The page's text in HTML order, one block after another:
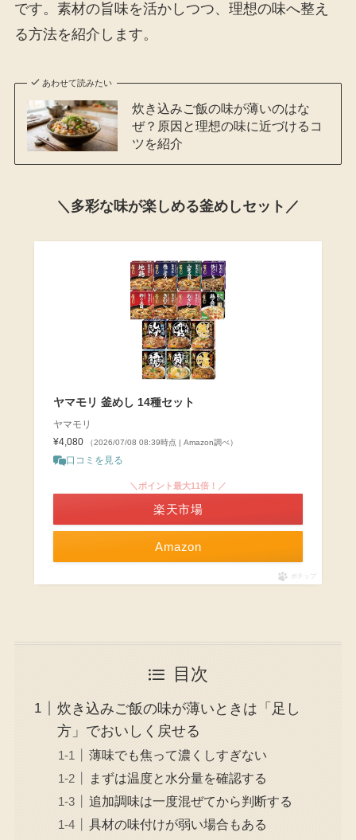
です。素材の旨味を活かしつつ、理想の味へ整え
る方法を紹介します。
あわせて読みたい
炊き込みご飯の味が薄いのはな
ぜ？原因と理想の味に近づけるコ
ツを紹介
＼多彩な味が楽しめる釜めしセット／
ヤマモリ 釜めし 14種セット
ヤマモリ
¥4,080
（2026/07/08 08:39時点 | Amazon調べ）
口コミを見る
Amazon
＼ポイント最大11倍！／
楽天市場
ポチップ
目次
炊き込みご飯の味が薄いときは「足し
方」でおいしく戻せる
薄味でも焦って濃くしすぎない
まずは温度と水分量を確認する
追加調味は一度混ぜてから判断する
具材の味付けが弱い場合もある